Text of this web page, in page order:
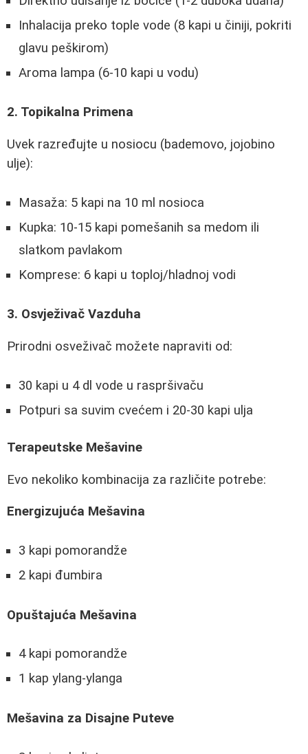
Inhalacija preko tople vode (8 kapi u činiji, pokriti
glavu peškirom)
Aroma lampa (6-10 kapi u vodu)
2. Topikalna Primena
Uvek razređujte u nosiocu (bademovo, jojobino
ulje):
Masaža: 5 kapi na 10 ml nosioca
Kupka: 10-15 kapi pomešanih sa medom ili
slatkom pavlakom
Komprese: 6 kapi u toploj/hladnoj vodi
3. Osvježivač Vazduha
Prirodni osveživač možete napraviti od:
30 kapi u 4 dl vode u raspršivaču
Potpuri sa suvim cvećem i 20-30 kapi ulja
Terapeutske Mešavine
Evo nekoliko kombinacija za različite potrebe:
Energizujuća Mešavina
3 kapi pomorandže
2 kapi đumbira
Opuštajuća Mešavina
4 kapi pomorandže
1 kap ylang-ylanga
Mešavina za Disajne Puteve